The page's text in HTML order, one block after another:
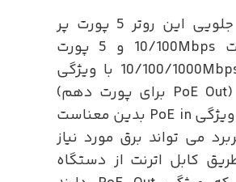
در قسمت جلویی این روتر 5 پورت پر
سرعت اترنت 10/100Mbps و 5 پورت
گیگابیتی 10/100/1000Mbps با ویژگی
PoE in و (PoE Out برای پورت دهم)
وجود دارد. ویژگی PoE in بدین معناست
می تواند برق مورد نیاز
کابل اترنت از دستگاه